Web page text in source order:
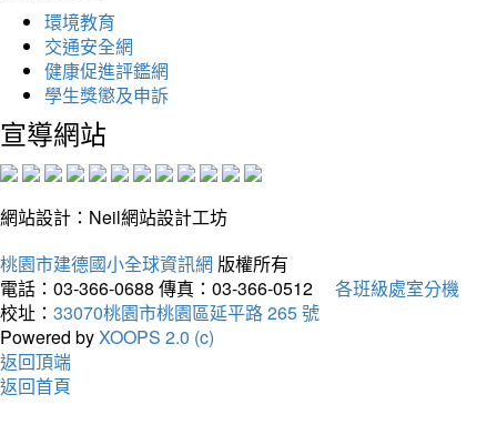
環境教育
交通安全網
健康促進評鑑網
學生獎懲及申訴
宣導網站
網站設計：Neil網站設計工坊
桃園市建德國小全球資訊網 版權所有
電話：03-366-0688 傳真：03-366-0512
各班級處室分機
校址： 33070桃園市桃園區延平路 265 號
Powered byXOOPS 2.0 (c)
返回頂端
返回首頁